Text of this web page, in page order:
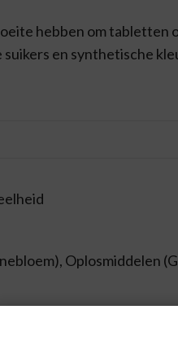
hebben om tabletten
en synthetische
Oplosmiddelen
maatlepel en